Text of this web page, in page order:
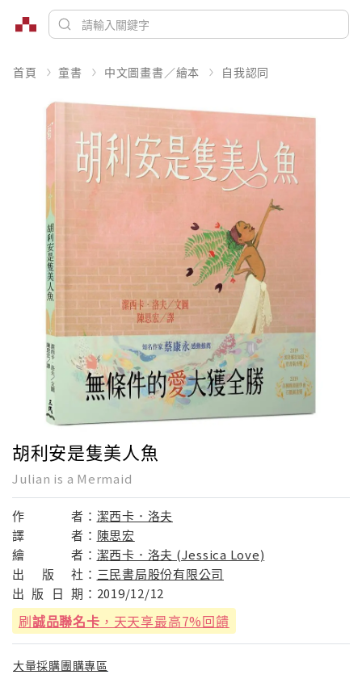
首頁 童書 中文圖畫書／繪本 自我認同
胡利安是隻美人魚
Julian is a Mermaid
作 者： 潔西卡．洛夫
譯
者： 陳思宏
繪
者： 潔西卡．洛夫 (Jessica Love)
出
版 社： 三民書局股份有限公司
出 版 日 期： 2019/12/12
刷誠品聯名卡 ，天天享最高7%回饋
大量採購團購專區